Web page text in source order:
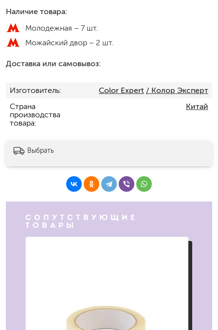
Наличие товара:
Молодежная – 7 шт.
Можайский двор – 2 шт.
Доставка или самовывоз:
Изготовитель Color Expert / Колор Эксперт
Страна
производства
товара
Китай
Выбрать
СОПУТСТВУЮЩИЕ
ТОВАРЫ